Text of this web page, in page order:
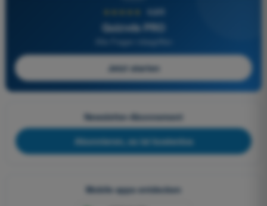
4,6/5
Quizvds PRO
Alle Fragen inbegriffen
Jetzt starten
Newsletter-Abonnement
Abonnieren, es ist kostenlos
Mobile apps entdecken